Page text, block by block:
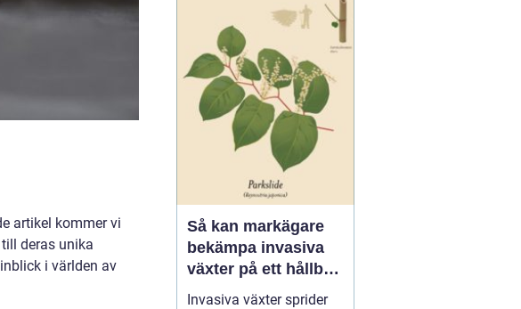
artikel kommer vi
deras unika
i världen av
arbetsdagen, och många
medarbetare up...
Så kan markägare
bekämpa invasiva
växter på ett hållbart
sätt
Invasiva växter sprider